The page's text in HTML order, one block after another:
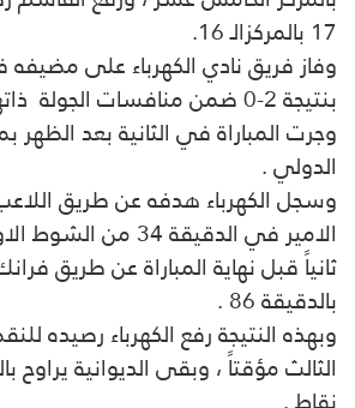
17 بالمركزالـ 16.
وفاز فريق نادي الكهرباء على مضيفه
بنتيجة 2-0 ضمن منافسات الجولة ذاتها لكرة القدم .
وجرت المباراة في الثانية بعد الظهر
الدولي .
وسجل الكهرباء هدفه عن طريق
الامير في الدقيقة
ثانياً قبل نهاية المباراة عن طريق
بالدقيقة 86 .
الثالث مؤقتاً ، وبقى الديوانية يراوح